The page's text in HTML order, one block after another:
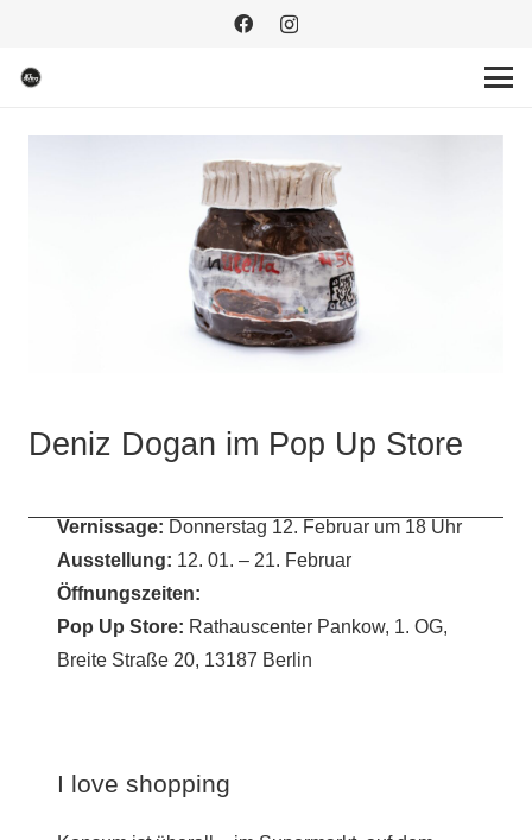
Deniz Dogan im Pop Up Store
Vernissage: Donnerstag 12. Februar um 18 Uhr
Ausstellung: 12. 01. – 21. Februar
Öffnungszeiten:
Pop Up Store: Rathauscenter Pankow, 1. OG,
Breite Straße 20, 13187 Berlin
I love shopping